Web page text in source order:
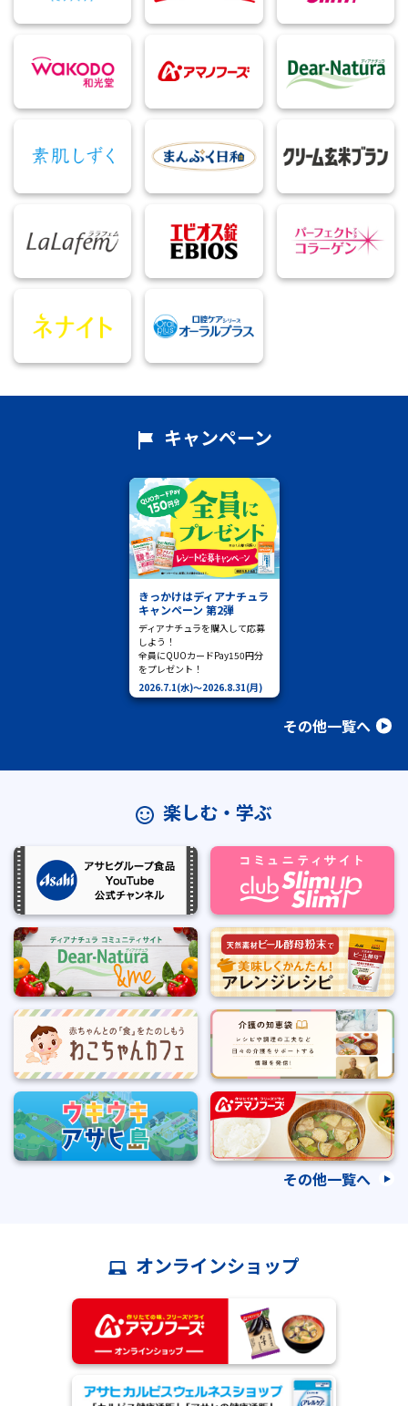
キャンペーン
きっかけはディアナチュラ
キャンペーン 第2弾
ディアナチュラを購入して応募
しよう！
全員にQUOカードPay150円分
をプレゼント！
2026.7.1(水)～2026.8.31(月)
その他一覧へ
楽しむ・学ぶ
その他一覧へ
オンラインショップ
当社メールアドレスを装った不審なメールに関す
る注意喚起
和光堂ブランド120周年に向けた活動見直し
和光堂公式TikTokアカウントを装った偽アカウン
トにご注意ください
『ディアナチュラゴールド サラシアａ』一部ロ